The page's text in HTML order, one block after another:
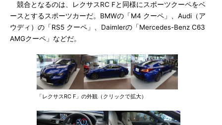
競合となるのは、レクサスRC Fと同様にスポーツクーペをベ
ースとするスポーツカーだ。BMWの「M4 クーペ」、Audi（ア
ウディ）の「RS5 クーペ」、Daimlerの「Mercedes-Benz C63
AMGクーペ」などだ。
「レクサスRC F」の外観（クリックで拡大）